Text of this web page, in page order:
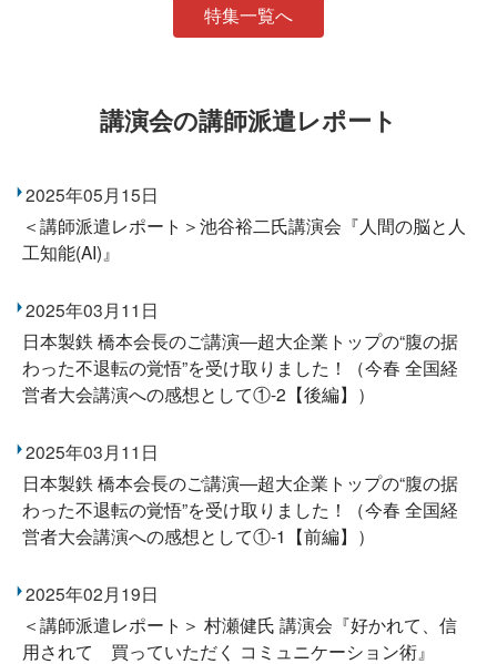
特集一覧へ
講演会の講師派遣レポート
2025年05月15日
＜講師派遣レポート＞池谷裕二氏講演会『人間の脳と人
工知能(AI)』
2025年03月11日
日本製鉄 橋本会長のご講演―超大企業トップの“腹の据
わった不退転の覚悟”を受け取りました！（今春 全国経
営者大会講演への感想として①-2【後編】）
2025年03月11日
日本製鉄 橋本会長のご講演―超大企業トップの“腹の据
わった不退転の覚悟”を受け取りました！（今春 全国経
営者大会講演への感想として①-1【前編】）
2025年02月19日
＜講師派遣レポート＞ 村瀬健氏 講演会『好かれて、信
用されて 買っていただく コミュニケーション術』